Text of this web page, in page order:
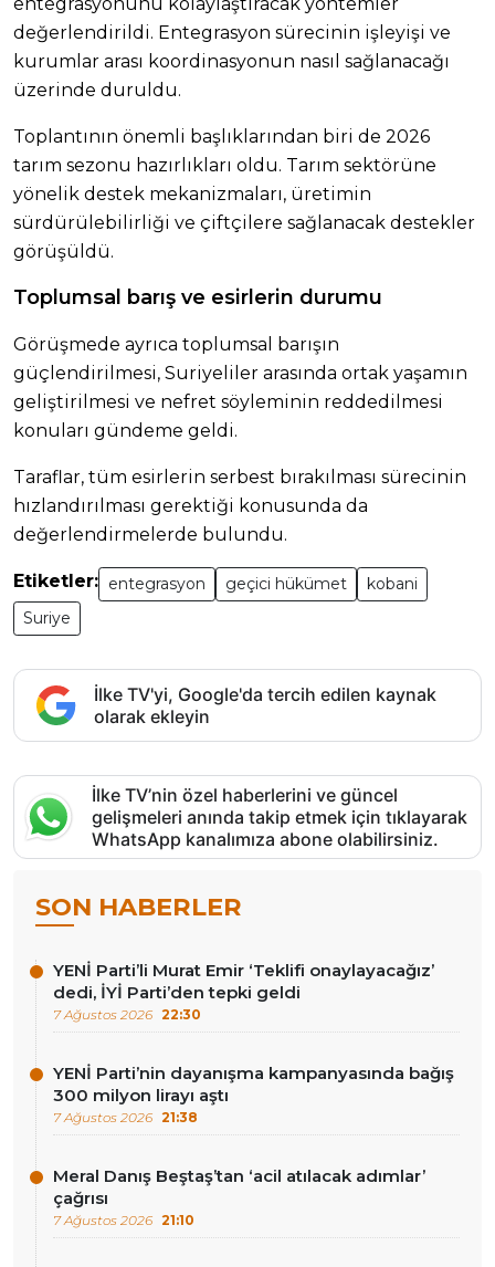
değerlendirildi. Entegrasyon sürecinin işleyişi ve
kurumlar arası koordinasyonun nasıl sağlanacağı
üzerinde duruldu.
Toplantının önemli başlıklarından biri de 2026
tarım sezonu hazırlıkları oldu. Tarım sektörüne
yönelik destek mekanizmaları, üretimin
sürdürülebilirliği ve çiftçilere sağlanacak destekler
görüşüldü.
Toplumsal barış ve esirlerin durumu
Görüşmede ayrıca toplumsal barışın
güçlendirilmesi, Suriyeliler arasında ortak yaşamın
geliştirilmesi ve nefret söyleminin reddedilmesi
konuları gündeme geldi.
Taraflar, tüm esirlerin serbest bırakılması sürecinin
hızlandırılması gerektiği konusunda da
değerlendirmelerde bulundu.
Etiketler: entegrasyon geçici hükümet
kobani
Suriye
İlke TV'yi, Google'da tercih edilen kaynak
olarak ekleyin
İlke TV’nin özel haberlerini ve güncel
gelişmeleri anında takip etmek için tıklayarak
WhatsApp kanalımıza abone olabilirsiniz.
SON HABERLER
YENİ Parti’li Murat Emir ‘Teklifi onaylayacağız’
dedi, İYİ Parti’den tepki geldi
7 Ağustos 2026 22:30
YENİ Parti’nin dayanışma kampanyasında bağış
300 milyon lirayı aştı
7 Ağustos 2026 21:38
Meral Danış Beştaş’tan ‘acil atılacak adımlar’
çağrısı
7 Ağustos 2026 21:10